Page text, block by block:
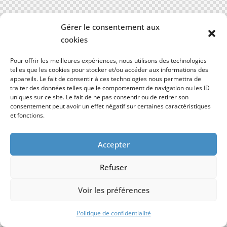
Gérer le consentement aux
cookies
Pour offrir les meilleures expériences, nous utilisons des technologies
telles que les cookies pour stocker et/ou accéder aux informations des
appareils. Le fait de consentir à ces technologies nous permettra de
traiter des données telles que le comportement de navigation ou les ID
uniques sur ce site. Le fait de ne pas consentir ou de retirer son
consentement peut avoir un effet négatif sur certaines caractéristiques
et fonctions.
Accepter
Refuser
Voir les préférences
Politique de confidentialité